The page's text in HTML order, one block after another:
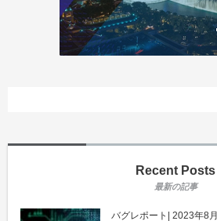
Recent Posts
バグレポート| 2023年8月